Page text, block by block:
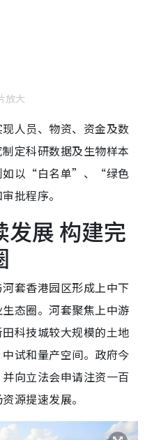
放大
人员、物资、资金及数
定科研数据及生物样本
如以“白名单”、“绿色
批程序。
发展 构建完
套香港园区形成上中下
态圈。河套聚焦上中游
科技城较大规模的土地
试和量产空间。政府今
向立法会申请注资一百
源提速发展。